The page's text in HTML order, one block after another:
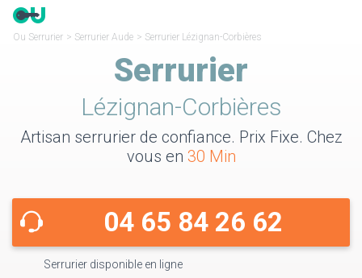
Ou Serrurier > Serrurier Aude > Serrurier Lézignan-Corbières
Serrurier
Lézignan-Corbières
Artisan serrurier de confiance. Prix Fixe. Chez
vous en 30 Min
04 65 84 26 62
Serrurier disponible en ligne